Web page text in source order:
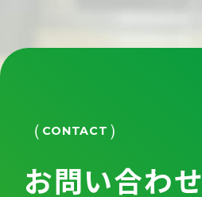
CONTACT
お問い合わせ